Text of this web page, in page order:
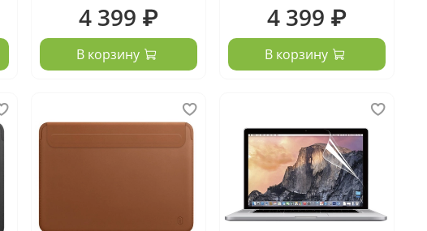
4 399 ₽
В корзину
4 399 ₽
В корзину